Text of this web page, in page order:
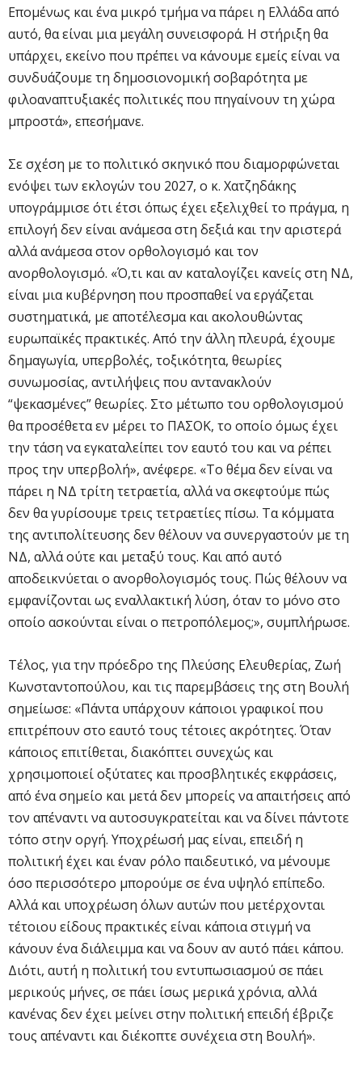
Επομένως και ένα μικρό τμήμα να πάρει η Ελλάδα από
αυτό, θα είναι μια μεγάλη συνεισφορά. Η στήριξη θα
υπάρχει, εκείνο που πρέπει να κάνουμε εμείς είναι να
συνδυάζουμε τη δημοσιονομική σοβαρότητα με
φιλοαναπτυξιακές πολιτικές που πηγαίνουν τη χώρα
μπροστά», επεσήμανε.
Σε σχέση με το πολιτικό σκηνικό που διαμορφώνεται
ενόψει των εκλογών του 2027, ο κ. Χατζηδάκης
υπογράμμισε ότι έτσι όπως έχει εξελιχθεί το πράγμα, η
επιλογή δεν είναι ανάμεσα στη δεξιά και την αριστερά
αλλά ανάμεσα στον ορθολογισμό και τον
ανορθολογισμό. «Ό,τι και αν καταλογίζει κανείς στη ΝΔ,
είναι μια κυβέρνηση που προσπαθεί να εργάζεται
συστηματικά, με αποτέλεσμα και ακολουθώντας
ευρωπαϊκές πρακτικές. Από την άλλη πλευρά, έχουμε
δημαγωγία, υπερβολές, τοξικότητα, θεωρίες
συνωμοσίας, αντιλήψεις που αντανακλούν
“ψεκασμένες” θεωρίες. Στο μέτωπο του ορθολογισμού
θα προσέθετα εν μέρει το ΠΑΣΟΚ, το οποίο όμως έχει
την τάση να εγκαταλείπει τον εαυτό του και να ρέπει
προς την υπερβολή», ανέφερε. «Το θέμα δεν είναι να
πάρει η ΝΔ τρίτη τετραετία, αλλά να σκεφτούμε πώς
δεν θα γυρίσουμε τρεις τετραετίες πίσω. Τα κόμματα
της αντιπολίτευσης δεν θέλουν να συνεργαστούν με τη
ΝΔ, αλλά ούτε και μεταξύ τους. Και από αυτό
αποδεικνύεται ο ανορθολογισμός τους. Πώς θέλουν να
εμφανίζονται ως εναλλακτική λύση, όταν το μόνο στο
οποίο ασκούνται είναι ο πετροπόλεμος;», συμπλήρωσε.
Τέλος, για την πρόεδρο της Πλεύσης Ελευθερίας, Ζωή
Κωνσταντοπούλου, και τις παρεμβάσεις της στη Βουλή
σημείωσε: «Πάντα υπάρχουν κάποιοι γραφικοί που
επιτρέπουν στο εαυτό τους τέτοιες ακρότητες. Όταν
κάποιος επιτίθεται, διακόπτει συνεχώς και
χρησιμοποιεί οξύτατες και προσβλητικές εκφράσεις,
από ένα σημείο και μετά δεν μπορείς να απαιτήσεις από
τον απέναντι να αυτοσυγκρατείται και να δίνει πάντοτε
τόπο στην οργή. Υποχρέωσή μας είναι, επειδή η
πολιτική έχει και έναν ρόλο παιδευτικό, να μένουμε
όσο περισσότερο μπορούμε σε ένα υψηλό επίπεδο.
Αλλά και υποχρέωση όλων αυτών που μετέρχονται
τέτοιου είδους πρακτικές είναι κάποια στιγμή να
κάνουν ένα διάλειμμα και να δουν αν αυτό πάει κάπου.
Διότι, αυτή η πολιτική του εντυπωσιασμού σε πάει
μερικούς μήνες, σε πάει ίσως μερικά χρόνια, αλλά
κανένας δεν έχει μείνει στην πολιτική επειδή έβριζε
τους απέναντι και διέκοπτε συνέχεια στη Βουλή».